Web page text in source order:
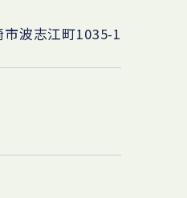
波志江町1035-1